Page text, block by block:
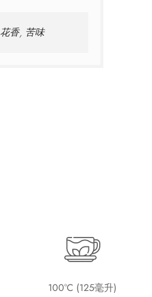
花香, 苦味
100°C (125毫升)